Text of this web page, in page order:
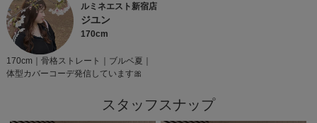
ルミネエスト新宿店
ジユン
170cm
170cm｜骨格ストレート｜ブルベ夏｜
体型カバーコーデ発信しています🎀
スタッフスナップ